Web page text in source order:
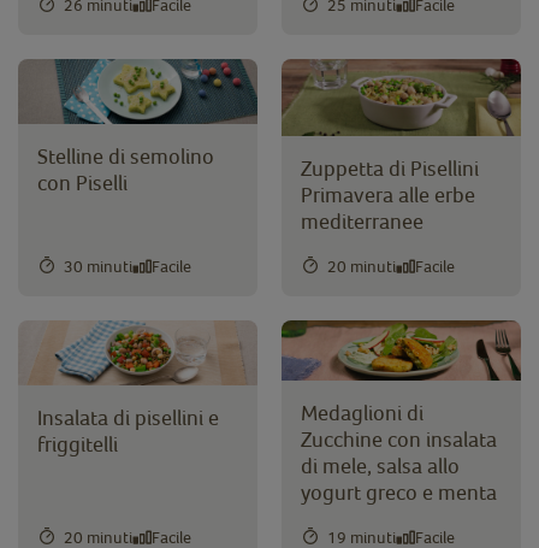
26 minuti Facile 25 minuti Facile
Stelline di semolino
con Piselli
30 minuti Facile
Zuppetta di Pisellini
Primavera alle erbe
mediterranee
20 minuti Facile
Insalata di pisellini e
friggitelli
20 minuti Facile
Medaglioni di
Zucchine con insalata
di mele, salsa allo
yogurt greco e menta
19 minuti Facile